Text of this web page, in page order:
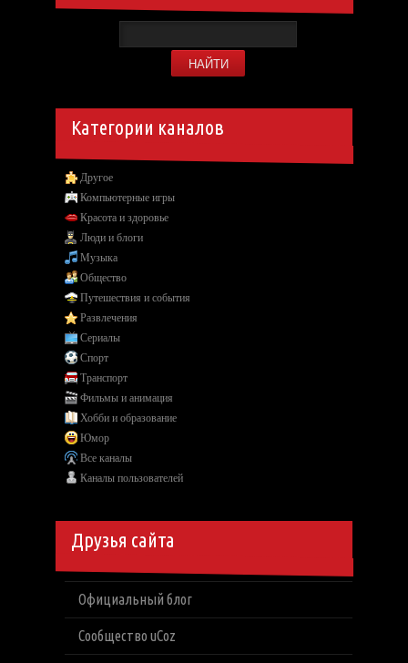
Категории каналов
Другое
Компьютерные игры
Красота и здоровье
Люди и блоги
Музыка
Общество
Путешествия и события
Развлечения
Сериалы
Спорт
Транспорт
Фильмы и анимация
Хобби и образование
Юмор
Все каналы
Каналы пользователей
Друзья сайта
Официальный блог
Сообщество uCoz